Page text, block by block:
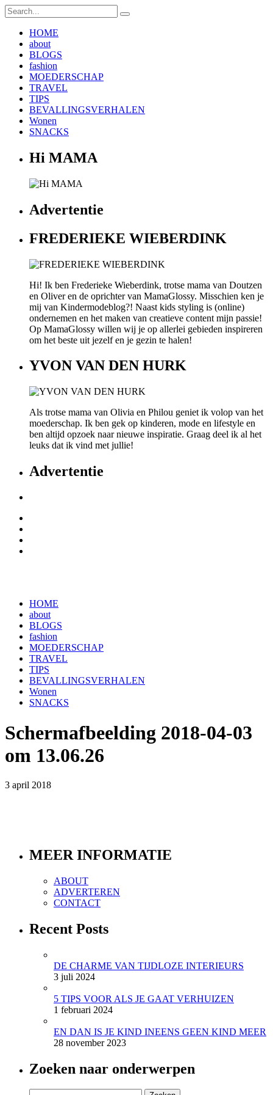
HOME
about
BLOGS
fashion
MOEDERSCHAP
TRAVEL
TIPS
BEVALLINGSVERHALEN
Wonen
SNACKS
Hi MAMA
Advertentie
FREDERIEKE WIEBERDINK
Hi! Ik ben Frederieke Wieberdink, trotse mama van Doutzen
en Oliver en de oprichter van MamaGlossy. Misschien ken je
mij van Kindermodeblog?! Naast kids styling is (online)
ondernemen en het maken van creatieve content mijn passie!
Op MamaGlossy willen wij je op allerlei gebieden inspireren
om het beste uit jezelf en je gezin te halen!
YVON VAN DEN HURK
Als trotse mama van Olivia en Philou geniet ik volop van het
moederschap. Ik ben gek op kinderen, mode en lifestyle en
ben altijd opzoek naar nieuwe inspiratie. Graag deel ik al het
leuks dat ik vind met jullie!
Advertentie
HOME
about
BLOGS
fashion
MOEDERSCHAP
TRAVEL
TIPS
BEVALLINGSVERHALEN
Wonen
SNACKS
Schermafbeelding 2018-04-03
om 13.06.26
3 april 2018
MEER INFORMATIE
ABOUT
ADVERTEREN
CONTACT
Recent Posts
DE CHARME VAN TIJDLOZE INTERIEURS
3 juli 2024
5 TIPS VOOR ALS JE GAAT VERHUIZEN
1 februari 2024
EN DAN IS JE KIND INEENS GEEN KIND MEER
28 november 2023
Zoeken naar onderwerpen